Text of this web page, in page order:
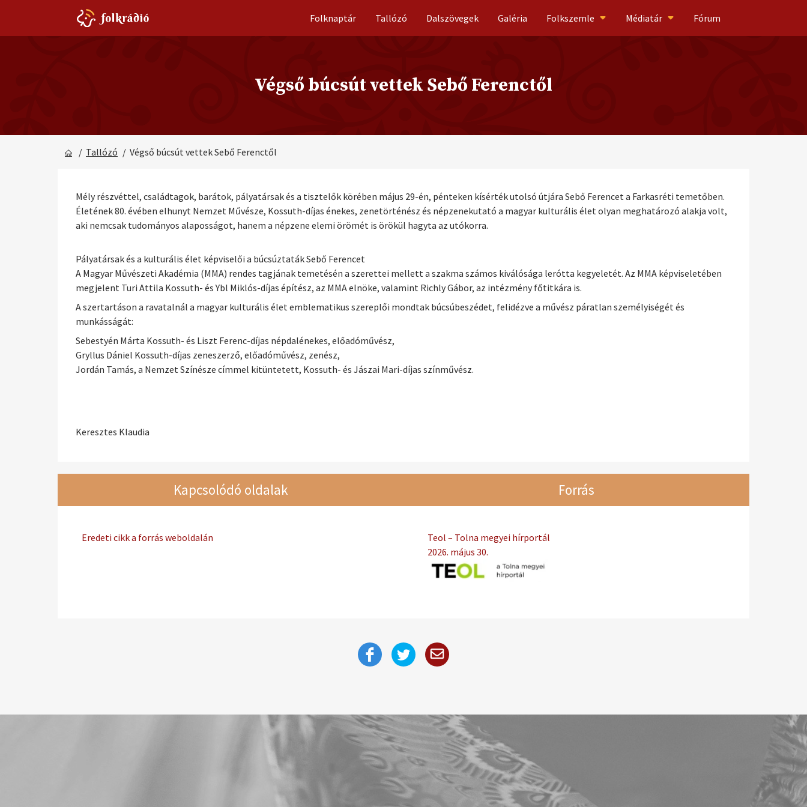
Folknaptár Tallózó Dalszövegek Galéria Folkszemle Médiatár Fórum
Végső búcsút vettek Sebő Ferenctől
/ Tallózó / Végső búcsút vettek Sebő Ferenctől
Mély részvéttel, családtagok, barátok, pályatársak és a tisztelők körében május 29-én, pénteken kísérték utolsó útjára Sebő Ferencet a Farkasréti temetőben.
Életének 80. évében elhunyt Nemzet Művésze, Kossuth-díjas énekes, zenetörténész és népzenekutató a magyar kulturális élet olyan meghatározó alakja volt,
aki nemcsak tudományos alaposságot, hanem a népzene elemi örömét is örökül hagyta az utókorra.
Pályatársak és a kulturális élet képviselői a búcsúztaták Sebő Ferencet
A Magyar Művészeti Akadémia (MMA) rendes tagjának temetésén a szerettei mellett a szakma számos kiválósága lerótta kegyeletét. Az MMA képviseletében
megjelent Turi Attila Kossuth- és Ybl Miklós-díjas építész, az MMA elnöke, valamint Richly Gábor, az intézmény főtitkára is.
A szertartáson a ravatalnál a magyar kulturális élet emblematikus szereplői mondtak búcsúbeszédet, felidézve a művész páratlan személyiségét és
munkásságát:
Sebestyén Márta Kossuth- és Liszt Ferenc-díjas népdalénekes, előadóművész,
Gryllus Dániel Kossuth-díjas zeneszerző, előadóművész, zenész,
Jordán Tamás, a Nemzet Színésze címmel kitüntetett, Kossuth- és Jászai Mari-díjas színművész.
Keresztes Klaudia
Kapcsolódó oldalak
Eredeti cikk a forrás weboldalán
Forrás
Teol – Tolna megyei hírportál
2026. május 30.